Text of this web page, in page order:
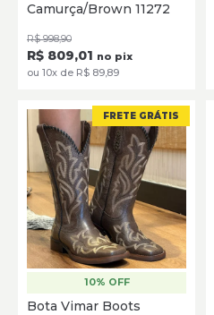
SELECIONE
Camurça/Brown 11272
R$ 998,90
R$ 809,01 no pix
ou 10x de R$ 89,89
37 38
FRETE GRÁTIS
10% OFF
Bota Vimar Boots